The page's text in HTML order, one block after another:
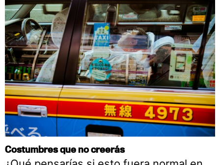
Costumbres que no creerás